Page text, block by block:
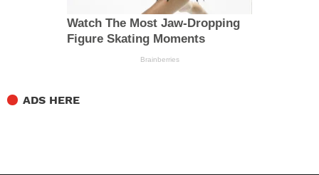
ADS HERE